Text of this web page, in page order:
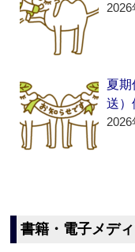
夏期
送）
書籍・電子メデ